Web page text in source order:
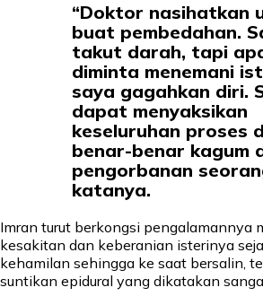
“Doktor nasihatkan
buat pembedahan.
takut darah, tapi
diminta menemani
saya gagahkan diri.
dapat menyaksikan
keseluruhan proses
benar-benar kagum
pengorbanan
katanya.
Imran turut berkongsi pengalamannya
kesakitan dan keberanian isterinya
kehamilan sehingga ke saat bersalin,
suntikan epidural yang dikatakan